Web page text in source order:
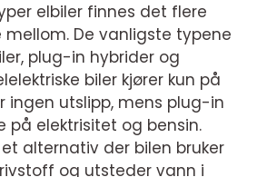
elbiler finnes det flere
De vanligste typene
plug-in hybrider og
biler kjører kun på
ingen utslipp, mens plug-in
på elektrisitet og bensin.
alternativ der bilen bruker
og utsteder vann i